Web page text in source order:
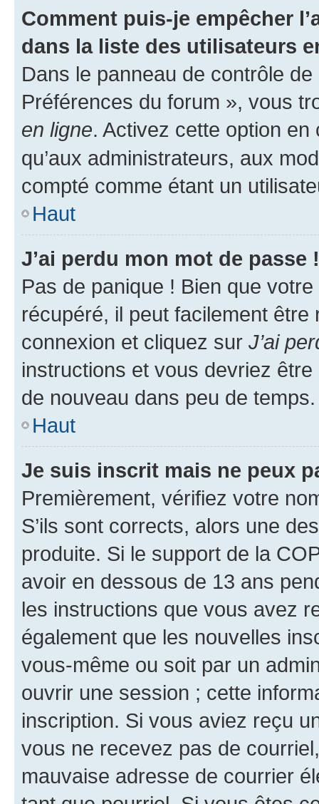
Comment puis-je empêcher
dans la liste des utilisateurs
Dans le panneau de contrôle
Préférences du forum », vous
en ligne. Activez cette option
qu’aux administrateurs, aux
compté comme étant un
Haut
J’ai perdu mon mot de passe !
Pas de panique ! Bien que
récupéré, il peut facilement
connexion et cliquez sur J’ai
instructions et vous devriez
de nouveau dans peu de temps.
Haut
Je suis inscrit mais ne peux
Premièrement, vérifiez votre
S’ils sont corrects, alors une
produite. Si le support de la
avoir en dessous de 13 ans
les instructions que vous avez
également que les nouvelles
vous-même ou soit par un
ouvrir une session ; cette
inscription. Si vous aviez reçu
vous ne recevez pas de
mauvaise adresse de courrier